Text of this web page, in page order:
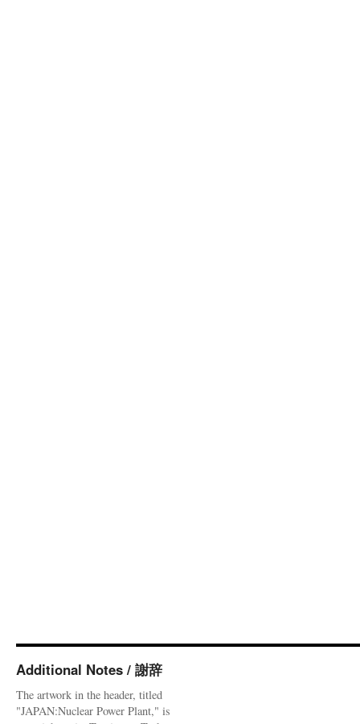
Additional Notes / 謝辞
The artwork in the header, titled
"JAPAN:Nuclear Power Plant," is